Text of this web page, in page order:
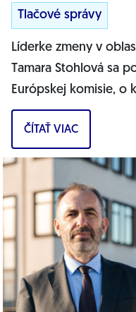
Tlačové správy
Líderke zmeny v
Tamara Stohlová sa
Európskej komisie, o
MŽP Filip Kuffa.
ČÍTAŤ VIAC